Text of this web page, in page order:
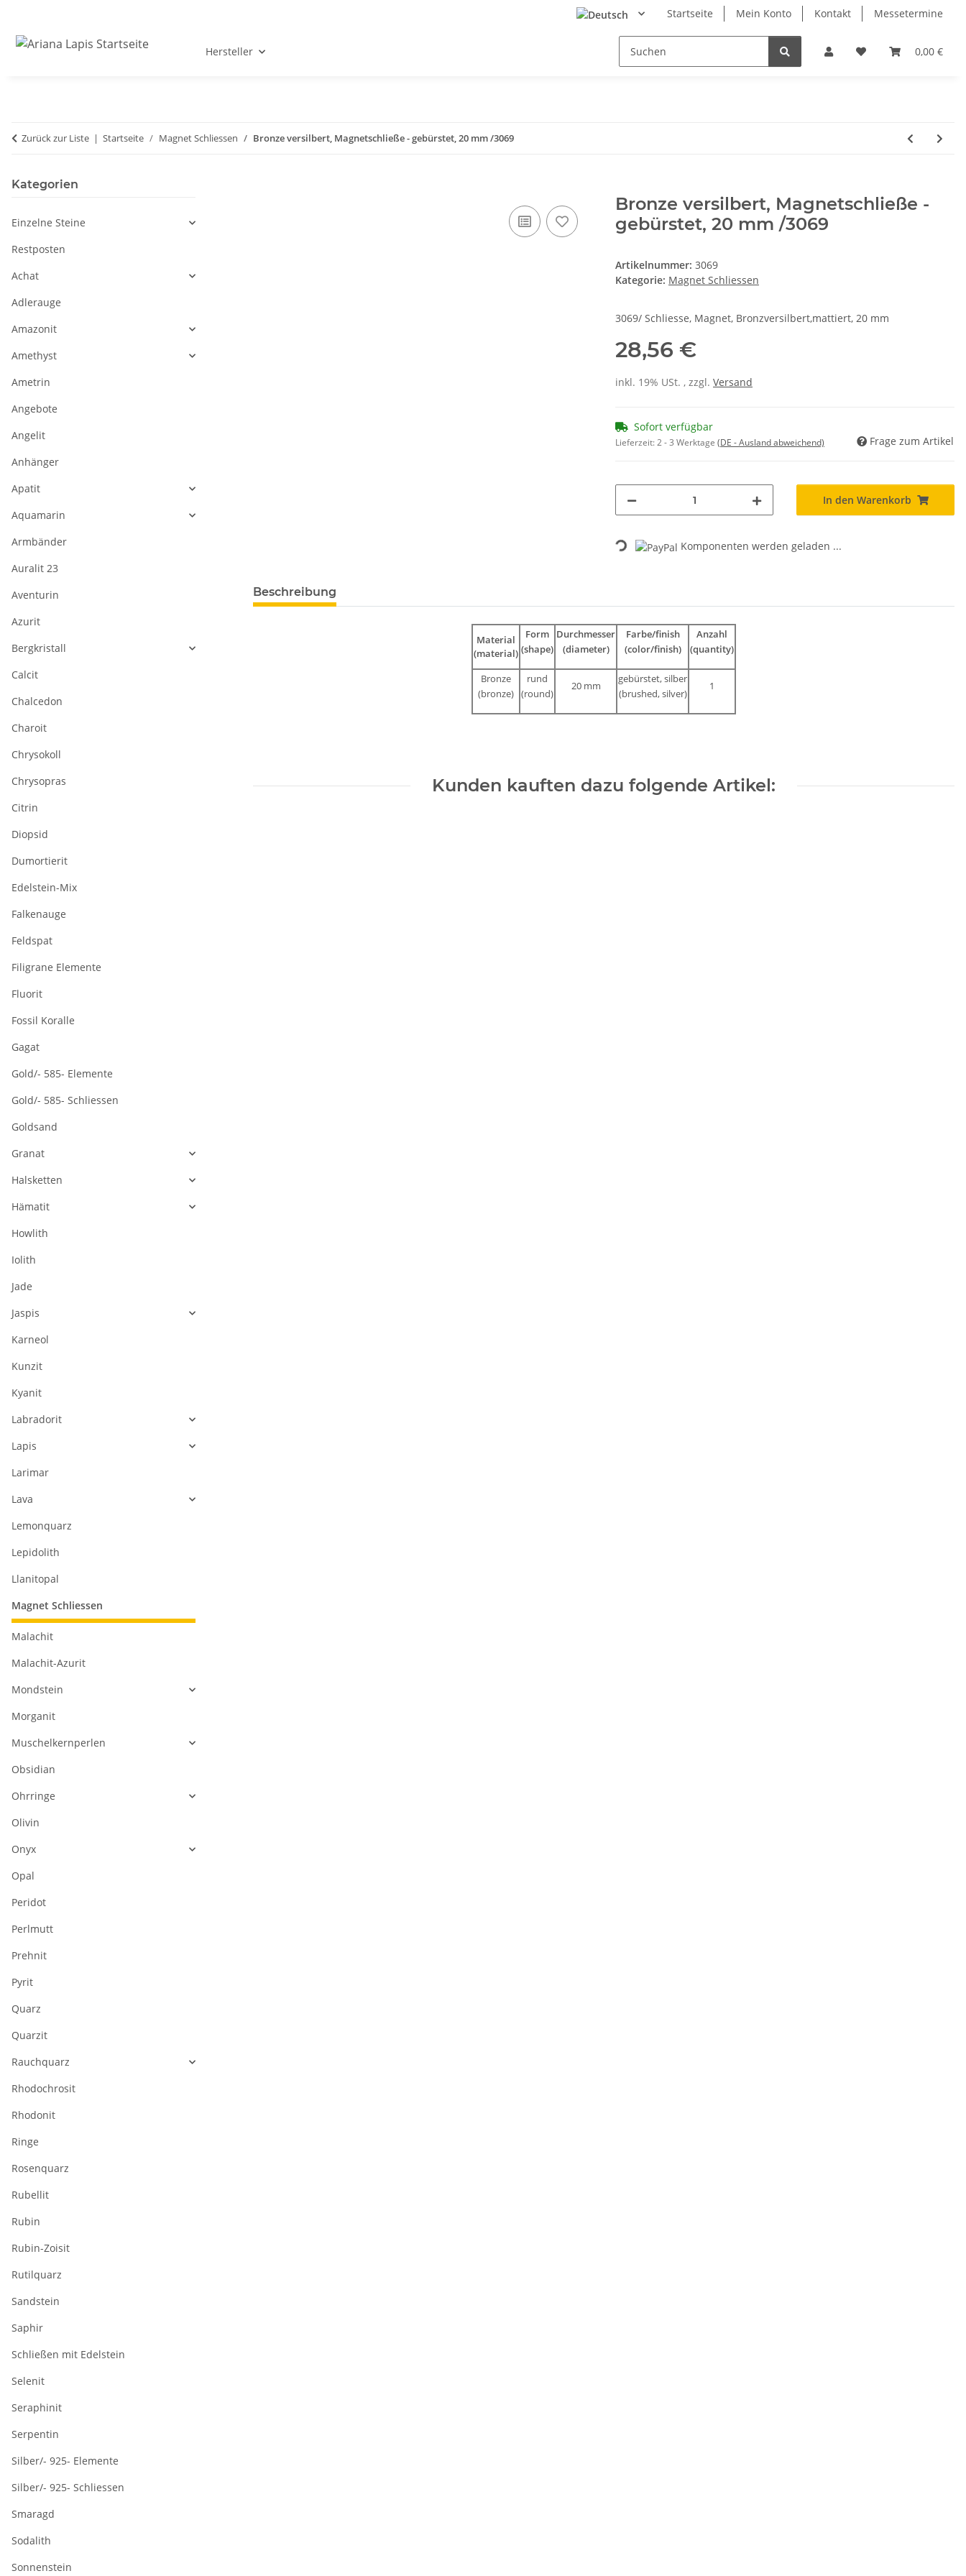
Startseite Mein Konto Kontakt Messetermine
0,00 €
Hersteller
Zurück zur Liste Startseite Magnet Schliessen Bronze versilbert, Magnetschließe - gebürstet, 20 mm /3069
Bronze versilbert, Magnetschließe -
gebürstet, 20 mm /3069
Artikelnummer: 3069
Kategorie: Magnet Schliessen
3069/ Schliesse, Magnet, Bronzversilbert,mattiert, 20 mm
28,56 €
inkl. 19% USt. , zzgl. Versand
Sofort verfügbar
Lieferzeit:2 - 3 Werktage (DE - Ausland abweichend) Frage zum Artikel
In den Warenkorb
Loading... Komponenten werden geladen ...
Beschreibung
Material
(material)
Form
(shape)
Durchmesser
(diameter)
Farbe/finish
(color/finish)
Anzahl
(quantity)
Bronze
(bronze)
rund
(round)
20 mm
gebürstet, silber
(brushed, silver)
1
Kunden kauften dazu folgende Artikel:
Kategorien
Einzelne Steine
Restposten
Achat
Adlerauge
Amazonit
Amethyst
Ametrin
Angebote
Angelit
Anhänger
Apatit
Aquamarin
Armbänder
Auralit 23
Aventurin
Azurit
Bergkristall
Calcit
Chalcedon
Charoit
Chrysokoll
Chrysopras
Citrin
Diopsid
Dumortierit
Edelstein-Mix
Falkenauge
Feldspat
Filigrane Elemente
Fluorit
Fossil Koralle
Gagat
Gold/- 585- Elemente
Gold/- 585- Schliessen
Goldsand
Granat
Halsketten
Hämatit
Howlith
Iolith
Jade
Jaspis
Karneol
Kunzit
Kyanit
Labradorit
Lapis
Larimar
Lava
Lemonquarz
Lepidolith
Llanitopal
Magnet Schliessen
Malachit
Malachit-Azurit
Mondstein
Morganit
Muschelkernperlen
Obsidian
Ohrringe
Olivin
Onyx
Opal
Peridot
Perlmutt
Prehnit
Pyrit
Quarz
Quarzit
Rauchquarz
Rhodochrosit
Rhodonit
Ringe
Rosenquarz
Rubellit
Rubin
Rubin-Zoisit
Rutilquarz
Sandstein
Saphir
Schließen mit Edelstein
Selenit
Seraphinit
Serpentin
Silber/- 925- Elemente
Silber/- 925- Schliessen
Smaragd
Sodalith
Sonnenstein